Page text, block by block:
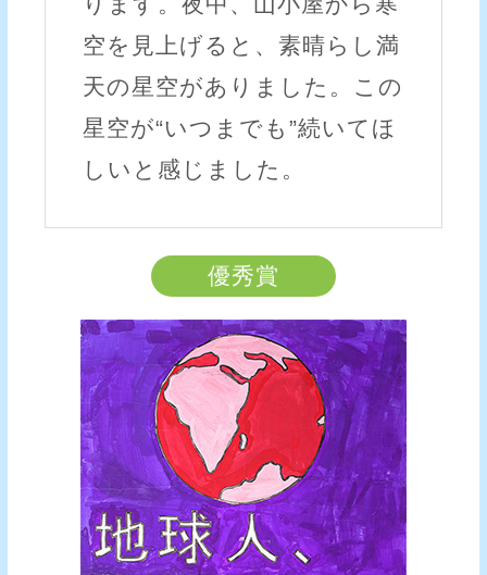
空を見上げると、素晴らし満
天の星空がありました。この
星空が“いつまでも”続いてほ
しいと感じました。
優秀賞